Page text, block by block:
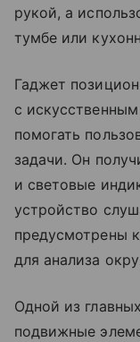
рукой, а
тумбе или
Гаджет
с
помогать
задачи. Он
и световые
устройство
предусмотрены
для анализа
Одной из
подвижные